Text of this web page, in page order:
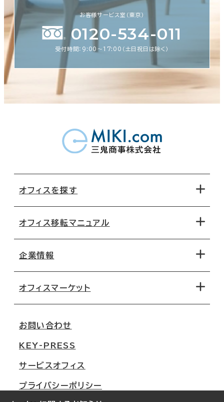
お客様サービス室（東京）
0120-534-011
受付時間：9:00〜17:00（土日祝日は除く）
オフィスを探す
地図から探す
路線・駅から探す
オフィス移転マニュアル
移転コストシミュレーション
移転スケジュール
オフィス移転Q&A
企業情報
オフィスマーケット
大阪
名古屋
札幌
お問い合わせ
KEY-PRESS
サービスオフィス
プライバシーポリシー